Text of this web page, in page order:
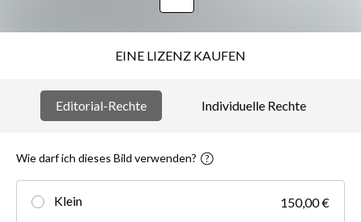
EINE LIZENZ KAUFEN
Editorial-Rechte Individuelle Rechte
Wie darf ich dieses Bild verwenden?
Klein 150,00 €